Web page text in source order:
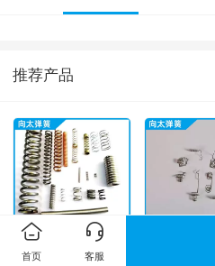
推荐产品
弹簧产品实拍
首页 客服